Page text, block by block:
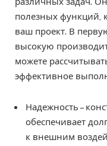
полезных функций,
ваш проект. В
высокую
можете
эффективное
Надежность –
обеспечивает
к внешним